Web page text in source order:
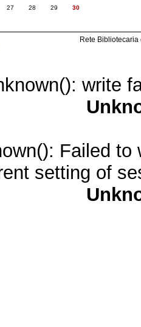
27 28 29
30
Rete
write
Failed
setting of